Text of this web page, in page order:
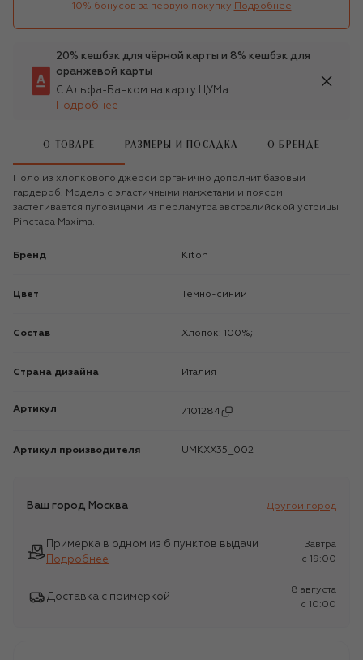
10% бонусов за первую покупку Подробнее
20% кешбэк для чёрной карты и 8% кешбэк для
оранжевой карты
С Альфа-Банком на карту ЦУМа
Подробнее
О ТОВАРЕ РАЗМЕРЫ И ПОСАДКА О БРЕНДЕ
Поло из хлопкового джерси органично дополнит базовый
гардероб. Модель с эластичными манжетами и поясом
застегивается пуговицами из перламутра австралийской устрицы
Pinctada Maxima.
Бренд Kiton
Цвет Темно-синий
Состав Хлопок: 100%;
Страна дизайна Италия
Артикул 7101284
Артикул производителя UMKXX35_002
Ваш город Москва Другой город
Примерка в одном из 6 пунктов выдачи
Подробнее
Завтра
c 19:00
Доставка с примеркой
8 августа
c 10:00